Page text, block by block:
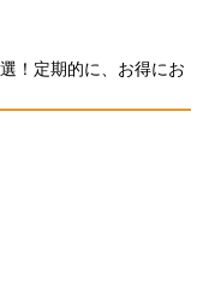
！定期的に、お得にお